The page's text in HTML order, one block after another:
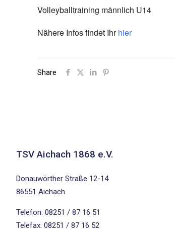
Volleyballtraining männlich U14
Nähere Infos findet Ihrhier
Share
TSV Aichach 1868 e.V.
Donauwörther Straße 12-14
86551 Aichach
Telefon: 08251 / 87 16 51
Telefax: 08251 / 87 16 52